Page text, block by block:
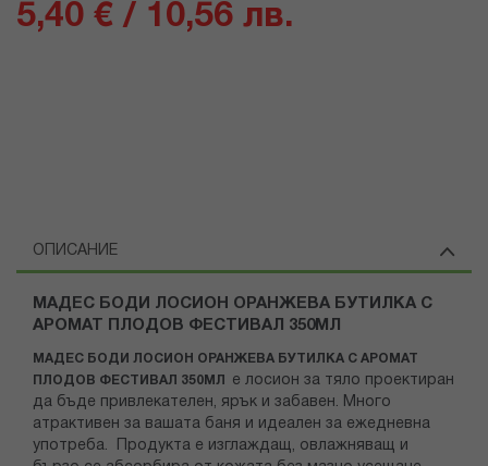
5,40 € / 10,56 лв.
ОПИСАНИЕ
МАДЕС БОДИ ЛОСИОН ОРАНЖЕВА БУТИЛКА С
АРОМАТ ПЛОДОВ ФЕСТИВАЛ 350МЛ
МАДЕС БОДИ ЛОСИОН ОРАНЖЕВА БУТИЛКА С АРОМАТ
ПЛОДОВ ФЕСТИВАЛ 350МЛ е лосион за тяло проектиран
да бъде привлекателен, ярък и забавен. Много
атрактивен за вашата баня и идеален за ежедневна
употреба. Продукта е изглаждащ, овлажняващ и